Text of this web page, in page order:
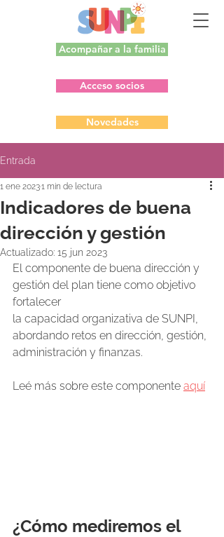
Acompañar a la familia
Acceso socios
Novedades
Entrada
Indicadores de buena
dirección y gestión
1 ene 20231 min de lectura
Actualizado: 15 jun 2023
El componente de buena dirección y
gestión del plan tiene como objetivo
fortalecer
la capacidad organizativa de SUNPI,
abordando retos en dirección, gestión,
administración y finanzas.
Leé más sobre este componente aquí
¿Cómo mediremos el